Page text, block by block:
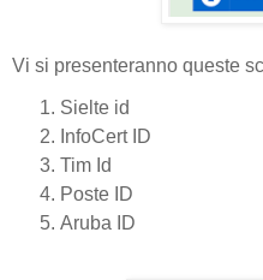
Vi si presenteranno queste
Sielte id
InfoCert ID
Tim Id
Poste ID
Aruba ID